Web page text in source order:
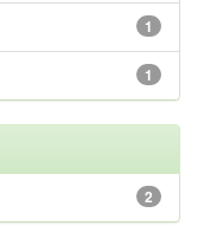
1
1
2